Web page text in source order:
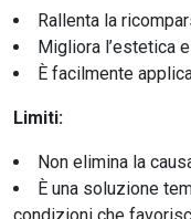
Rallenta la
Migliora l’estetica
È facilmente
Limiti:
Non elimina la
È una soluzione